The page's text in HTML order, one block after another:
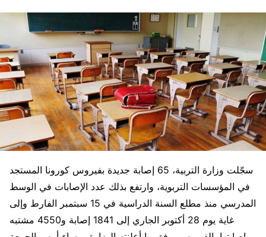
سجّلت وزارة التربية، 65 إصابة جديدة بفيروس كورونا المستجد
في المؤسسات التربوية، وارتفع بذلك عدد الإصابات في الوسط
المدرسي منذ مطلع السنة الدراسية في 15 سبتمبر الفارط وإلى
غاية يوم 28 أكتوبر الجاري إلى 1841 إصابة و4550 مشتبه